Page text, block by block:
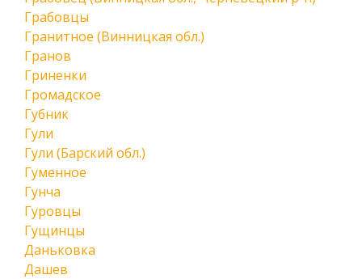
Грабовцы
Гранитное (Винницкая обл.)
Гранов
Гриненки
Громадское
Губник
Гули
Гули (Барский обл.)
Гуменное
Гунча
Гуровцы
Гущинцы
Даньковка
Дашев